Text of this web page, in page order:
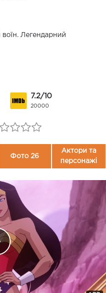
Легендарний
7.2/10
20000
Фото 26
Актори та
персонажі